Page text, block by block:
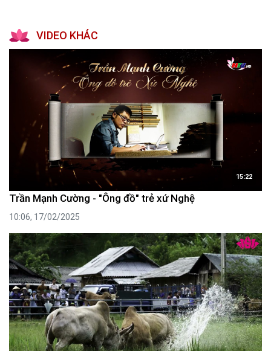
VIDEO KHÁC
15:22
Trần Mạnh Cường - "Ông đồ" trẻ xứ Nghệ
10:06, 17/02/2025